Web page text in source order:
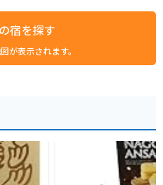
宿を探す
が表示されます。